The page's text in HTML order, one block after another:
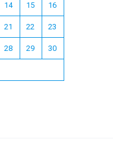
14 15 16
21 22 23
28 29 30